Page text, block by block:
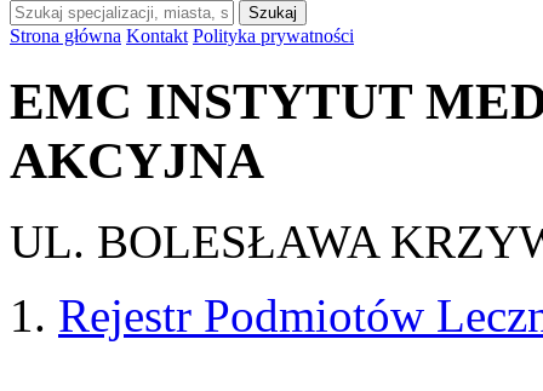
Szukaj
Strona główna Kontakt Polityka prywatności
EMC INSTYTUT
AKCYJNA
UL. BOLESŁAWA
Rejestr Podmiotów